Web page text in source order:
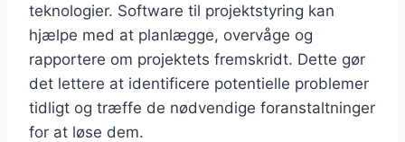
teknologier. Software til projektstyring kan
hjælpe med at planlægge, overvåge og
rapportere om projektets fremskridt. Dette gør
det lettere at identificere potentielle problemer
tidligt og træffe de nødvendige foranstaltninger
for at løse dem.